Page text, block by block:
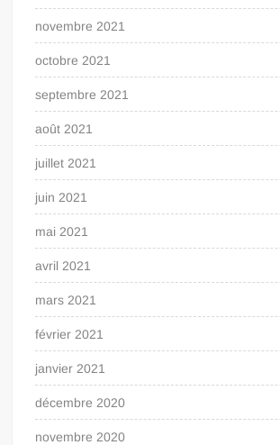
novembre 2021
octobre 2021
septembre 2021
août 2021
juillet 2021
juin 2021
mai 2021
avril 2021
mars 2021
février 2021
janvier 2021
décembre 2020
novembre 2020